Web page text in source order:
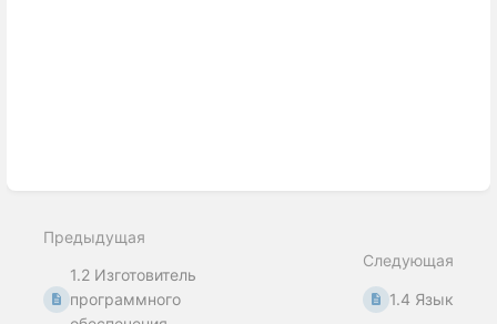
Предыдущая
1.2 Изготовитель
программного
Следующая
1.4 Язык